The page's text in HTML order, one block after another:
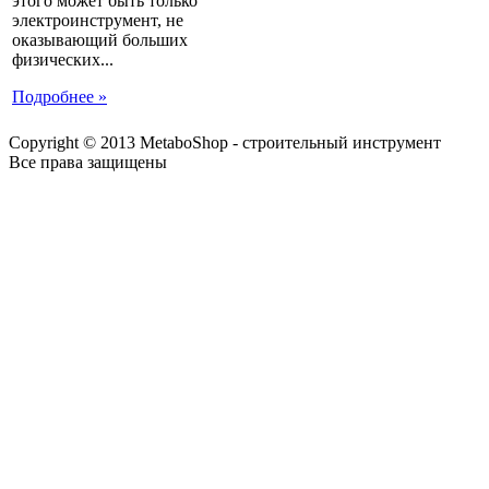
электроинструмент, не
оказывающий больших
физических...
Подробнее »
Copyright © 2013 MetaboShop - строительный инструмент
Все права защищены